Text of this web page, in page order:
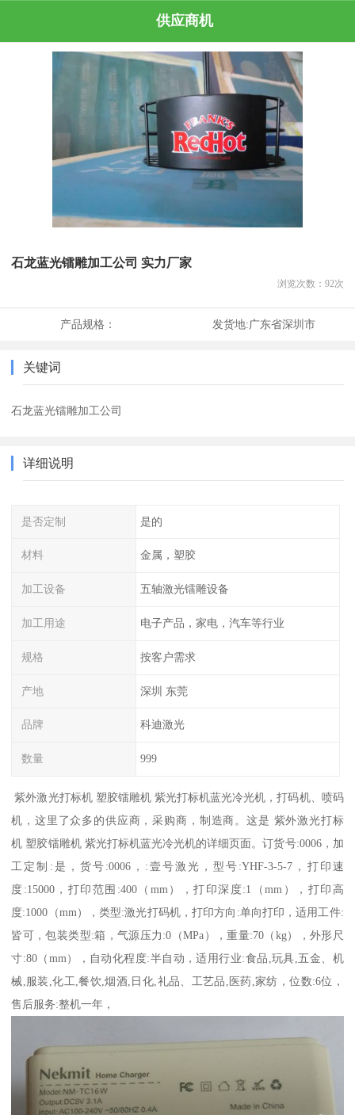
供应商机
石龙蓝光镭雕加工公司 实力厂家
浏览次数： 92次
产品规格： 发货地:广东省深圳市
关键词
石龙蓝光镭雕加工公司
详细说明
是否定制 是的
材料 金属，塑胶
加工设备 五轴激光镭雕设备
加工用途 电子产品，家电，汽车等行业
规格 按客户需求
产地 深圳 东莞
品牌 科迪激光
数量 999
紫外激光打标机 塑胶镭雕机 紫光打标机蓝光冷光机，打码机、喷码
机，这里了众多的供应商，采购商，制造商。这是 紫外激光打标
机 塑胶镭雕机 紫光打标机蓝光冷光机的详细页面。订货号:0006，加
工定制:是，货号:0006，:壹号激光，型号:YHF-3-5-7，打印速
度:15000，打印范围:400（mm），打印深度:1（mm），打印高
度:1000（mm），类型:激光打码机，打印方向:单向打印，适用工件:
皆可，包装类型:箱，气源压力:0（MPa），重量:70（kg），外形尺
寸:80（mm），自动化程度:半自动，适用行业:食品,玩具,五金、机
械,服装,化工,餐饮,烟酒,日化,礼品、工艺品,医药,家纺，位数:6位，
售后服务:整机一年，